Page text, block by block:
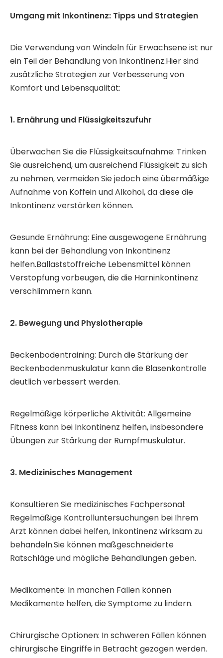
Umgang mit Inkontinenz: Tipps und Strategien
Die Verwendung von Windeln für Erwachsene ist nur
ein Teil der Behandlung von Inkontinenz.Hier sind
zusätzliche Strategien zur Verbesserung von
Komfort und Lebensqualität:
1. Ernährung und Flüssigkeitszufuhr
Überwachen Sie die Flüssigkeitsaufnahme: Trinken
Sie ausreichend, um ausreichend Flüssigkeit zu sich
zu nehmen, vermeiden Sie jedoch eine übermäßige
Aufnahme von Koffein und Alkohol, da diese die
Inkontinenz verstärken können.
Gesunde Ernährung: Eine ausgewogene Ernährung
kann bei der Behandlung von Inkontinenz
helfen.Ballaststoffreiche Lebensmittel können
Verstopfung vorbeugen, die die Harninkontinenz
verschlimmern kann.
2. Bewegung und Physiotherapie
Beckenbodentraining: Durch die Stärkung der
Beckenbodenmuskulatur kann die Blasenkontrolle
deutlich verbessert werden.
Regelmäßige körperliche Aktivität: Allgemeine
Fitness kann bei Inkontinenz helfen, insbesondere
Übungen zur Stärkung der Rumpfmuskulatur.
3. Medizinisches Management
Konsultieren Sie medizinisches Fachpersonal:
Regelmäßige Kontrolluntersuchungen bei Ihrem
Arzt können dabei helfen, Inkontinenz wirksam zu
behandeln.Sie können maßgeschneiderte
Ratschläge und mögliche Behandlungen geben.
Medikamente: In manchen Fällen können
Medikamente helfen, die Symptome zu lindern.
Chirurgische Optionen: In schweren Fällen können
chirurgische Eingriffe in Betracht gezogen werden.